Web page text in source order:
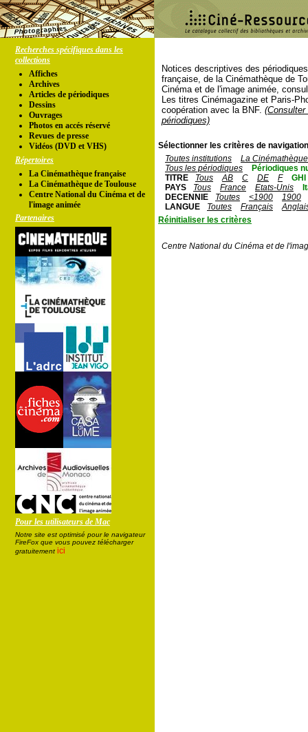
Recherches spécifiques dans les
collections
Affiches
Archives
Articles de périodiques
Dessins
Ouvrages
Photos en accés réservé
Revues de presse
Vidéos (DVD et VHS)
Répertoires
La Cinémathèque française
La Cinémathèque de Toulouse
Centre National du Cinéma et de
l'image animée
Partenaires
Pour les utilisateurs de Mac
Notre site est optimisé pour le navigateur
FireFox que vous pouvez télécharger
gratuitement ici
Notices descriptives des
française, de la Cinémathèque de
Cinéma et de l'image animée,
Les titres Cinémagazine et Paris-
coopération avec la BNF.
périodiques)
Sélectionner les critères de
Toutes institutions
La
Tous les périodiques
Périodiques
TITRE
Tous AB C DE F
GHI
PAYS
Tous France Etats-Unis
DECENNIE
Toutes <1900
1900
LANGUE
Toutes Français
Réinitialiser les critères
Centre National du Cinéma et de